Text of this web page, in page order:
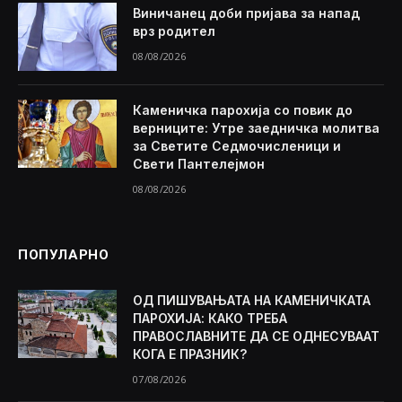
Виничанец доби пријава за напад
врз родител
08/08/2026
Каменичка парохија со повик до
верниците: Утре заедничка молитва
за Светите Седмочисленици и
Свети Пантелејмон
08/08/2026
ПОПУЛАРНО
ОД ПИШУВАЊАТА НА КАМЕНИЧКАТА
ПАРОХИЈА: КАКО ТРЕБА
ПРАВОСЛАВНИТЕ ДА СЕ ОДНЕСУВААТ
КОГА Е ПРАЗНИК?
07/08/2026